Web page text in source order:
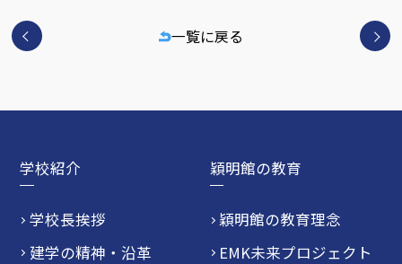
一覧に戻る
学校紹介
学校長挨拶
建学の精神・沿革
穎明館の教育
穎明館の教育理念
EMK未来プロジェクト